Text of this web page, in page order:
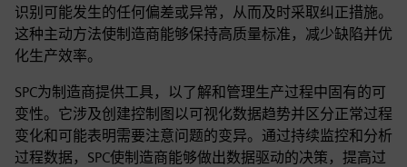
识别可能发生的任何偏差或异常，从而及时采取纠正措施。
这种主动方法使制造商能够保持高质量标准，减少缺陷并优
化生产效率。
SPC为制造商提供工具，以了解和管理生产过程中固有的可
变性。它涉及创建控制图以可视化数据趋势并区分正常过程
变化和可能表明需要注意问题的变异。通过持续监控和分析
过程数据，SPC使制造商能够做出数据驱动的决策，提高过